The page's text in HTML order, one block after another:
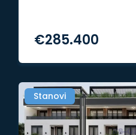
€285.400
Stanovi